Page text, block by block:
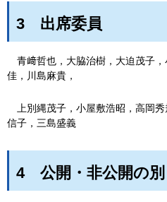
3 出席委員
青﨑哲也，大脇治樹，大迫茂子
佳，川島麻貴，
上別縄茂子，小屋敷浩昭，高岡
信子，三島盛義
4 公開・非公開の別